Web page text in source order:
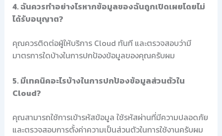
4. ฉันควรทำอย่างไรหากข้อมูลของฉันถูกเปิดเผยโดยไม่
ได้รับอนุญาต?
คุณควรติดต่อผู้ให้บริการ Cloud ทันที และตรวจสอบว่ามี
มาตรการใดบ้างในการปกป้องข้อมูลของคุณครับผม
5. มีเทคนิคอะไรบ้างในการปกป้องข้อมูลส่วนตัวใน
Cloud?
คุณสามารถใช้การเข้ารหัสข้อมูล ใช้รหัสผ่านที่มีความปลอดภัย
และตรวจสอบการตั้งค่าความเป็นส่วนตัวในการใช้งานครับผม